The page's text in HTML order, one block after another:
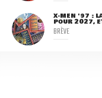
X-MEN '97 :
POUR 2027,
BRÈVE